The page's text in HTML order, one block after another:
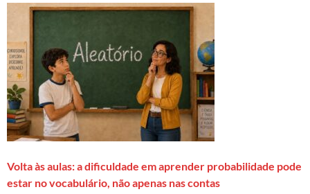
Volta às aulas: a dificuldade em aprender probabilidade pode
estar no vocabulário, não apenas nas contas